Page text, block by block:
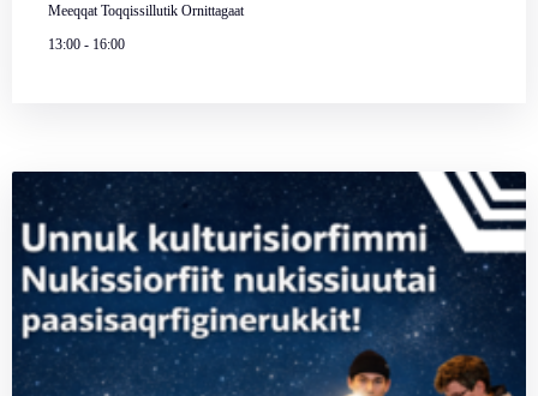
Meeqqat Toqqissillutik Ornittagaat
13:00 - 16:00